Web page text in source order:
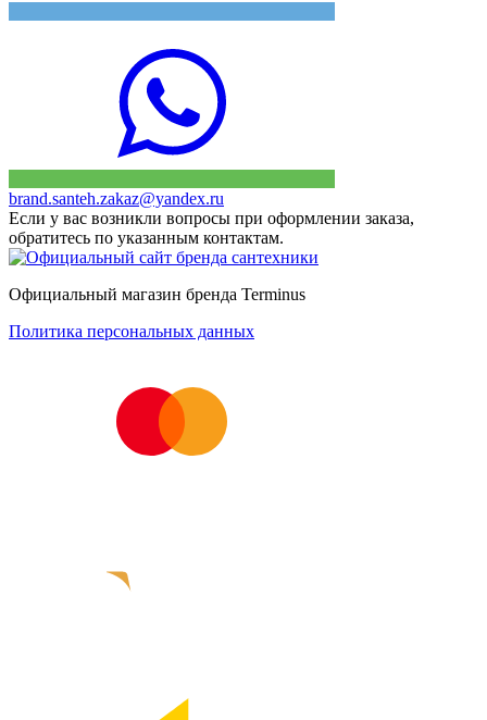
brand.santeh.zakaz@yandex.ru
Если у вас возникли вопросы при оформлении заказа,
обратитесь по указанным контактам.
Официальный магазин бренда Terminus
Политика персональных данных